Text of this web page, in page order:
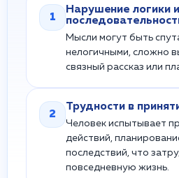
1
Нарушение логики и
Мысли могут быть
нелогичными, сложно
связный рассказ или
2
Трудности в
Человек испытывает
действий,
последствий, что
повседневную жизнь.